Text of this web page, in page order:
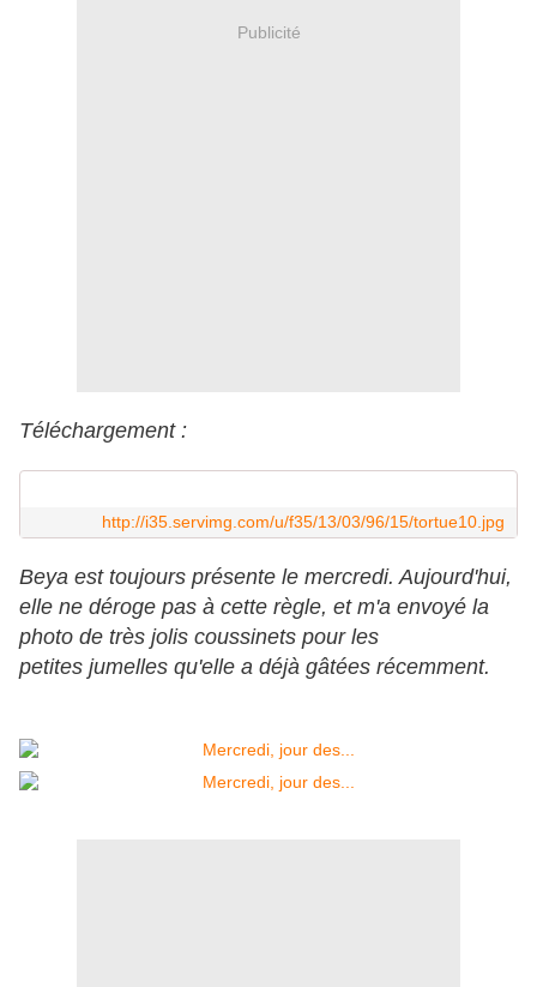
Publicité
Téléchargement :
http://i35.servimg.com/u/f35/13/03/96/15/tortue10.jpg
Beya est toujours présente le mercredi. Aujourd'hui,
elle ne déroge pas à cette règle, et m'a envoyé la
photo de très jolis coussinets pour les
petites jumelles qu'elle a déjà gâtées récemment.